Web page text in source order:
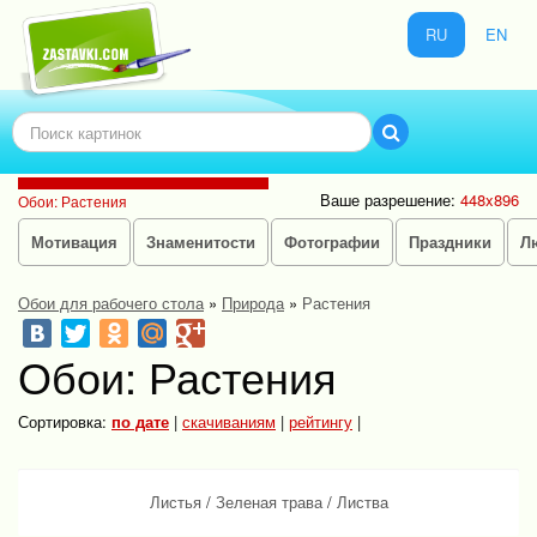
RU EN
Обои: Растения Ваше разрешение: 448x896
Мотивация
Знаменитости Фотографии Праздники
Обои для рабочего стола» Природа» Растения
Обои: Растения
Сортировка: по дате | скачиваниям | рейтингу |
Листья/ Зеленая трава/ Листва